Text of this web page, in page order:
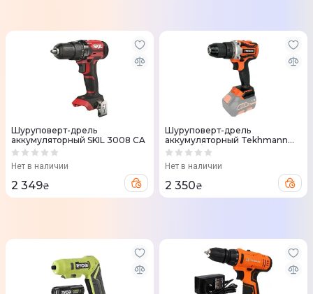
Шуруповерт-дрель
аккумуляторный SKIL 3008 CA
Нет в наличии
2 349₴
Шуруповерт-дрель
аккумуляторный Tekhmann
TCD-50/i20 BS 20В без АКБ и
Нет в наличии
2 350₴